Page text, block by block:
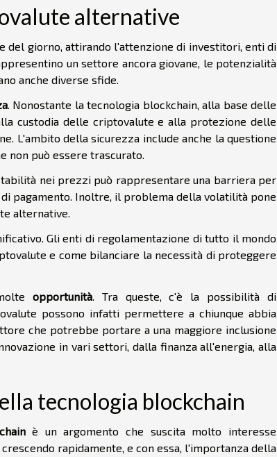
alternative
del giorno, attirando l'attenzione di investitori, enti di
un settore ancora giovane, le potenzialità
anche diverse sfide.
. Nonostante la tecnologia blockchain, alla base delle
custodia delle criptovalute e alla protezione delle
L'ambito della sicurezza include anche la questione
non può essere trascurato.
nei prezzi può rappresentare una barriera per
pagamento. Inoltre, il problema della volatilità pone
alternative.
Gli enti di regolamentazione di tutto il mondo
e come bilanciare la necessità di proteggere
opportunità. Tra queste, c'è la possibilità di
possono infatti permettere a chiunque abbia
che potrebbe portare a una maggiore inclusione
in vari settori, dalla finanza all'energia, alla
tecnologia blockchain
è un argomento che suscita molto interesse
rapidamente, e con essa, l'importanza della